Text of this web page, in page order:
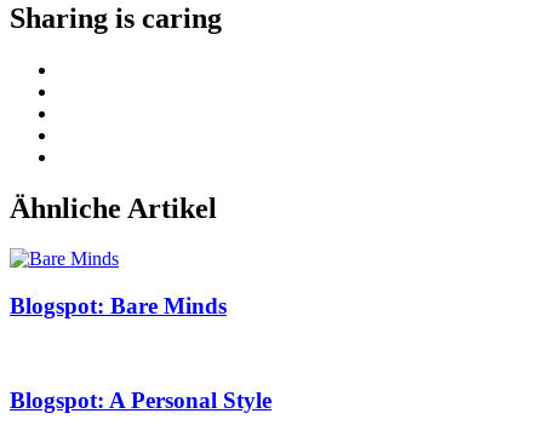
Sharing is caring
Ähnliche Artikel
Blogspot: Bare Minds
Blogspot: A Personal Style